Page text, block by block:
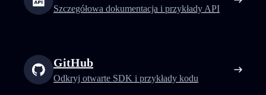
Szczegółowa dokumentacja i przykłady API
GitHub
Odkryj otwarte SDK i przykłady kodu